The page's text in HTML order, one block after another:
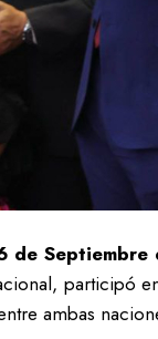
de
participó
ambas